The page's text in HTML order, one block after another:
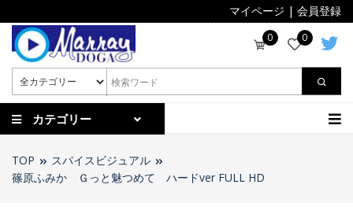
マイページ | 会員登録
0 0
カテゴリー
TOP
スパイスビジュアル
篠原ふみか Ｇっと魅つめて ハードver FULL HD